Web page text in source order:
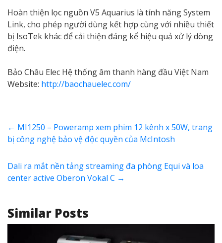
Hoàn thiện lọc nguồn V5 Aquarius là tính năng System
Link, cho phép người dùng kết hợp cùng với nhiều thiết
bị IsoTek khác để cải thiện đáng kể hiệu quả xử lý dòng
điện.
Bảo Châu Elec Hệ thống âm thanh hàng đầu Việt Nam
Website: http://baochauelec.com/
← MI1250 – Poweramp xem phim 12 kênh x 50W, trang
bị công nghệ bảo vệ độc quyền của McIntosh
Dali ra mắt nền tảng streaming đa phòng Equi và loa
center active Oberon Vokal C →
Similar Posts